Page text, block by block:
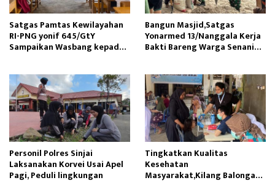
Satgas Pamtas Kewilayahan
RI-PNG yonif 645/GtY
Sampaikan Wasbang kepada
Bangun Masjid,Satgas
Yonarmed 13/Nanggala Kerja
Bakti Bareng Warga Senaning
Personil Polres Sinjai
Laksanakan Korvei Usai Apel
Pagi, Peduli lingkungan
Tingkatkan Kualitas
Kesehatan
Masyarakat,Kilang Balongan